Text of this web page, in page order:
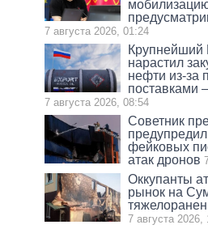
7 августа 2026, 01:24
Крупнейший
нарастил
нефти из-за
поставками
7 августа 2026, 08:54
Советник
фейковых
атак дронов
Оккупанты
рынок на
7 августа 2026,